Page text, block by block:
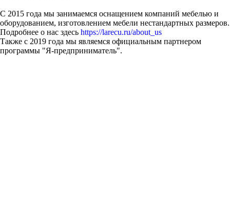
С 2015 года мы занимаемся оснащением компаний мебелью и
оборудованием, изготовлением мебели нестандартных размеров.
Подробнее о нас здесь https://larecu.ru/about_us
Также с 2019 года мы являемся официальным партнером
программы "Я-предприниматель".